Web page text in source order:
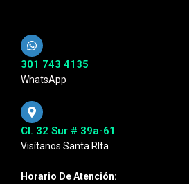
301 743 4135
WhatsApp
Cl. 32 Sur # 39a-61
Visítanos Santa RIta
Horario De Atención: